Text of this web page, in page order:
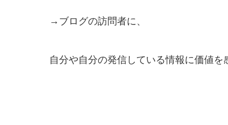
→ブログの訪問者に、
自分や自分の発信している情報に価値を